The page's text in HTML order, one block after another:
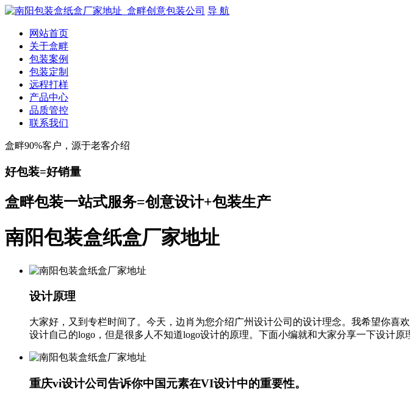
导 航
网站首页
关于盒畔
包装案例
包装定制
远程打样
产品中心
品质管控
联系我们
盒畔90%客户，源于老客介绍
好包装=好销量
盒畔包装一站式服务=创意设计+包装生产
南阳包装盒纸盒厂家地址
设计原理
大家好，又到专栏时间了。今天，边肖为您介绍广州设计公司的设计理念。我希望你
设计自己的logo，但是很多人不知道logo设计的原理。下面小编就和大家分享一下设计
重庆vi设计公司告诉你中国元素在VI设计中的重要性。